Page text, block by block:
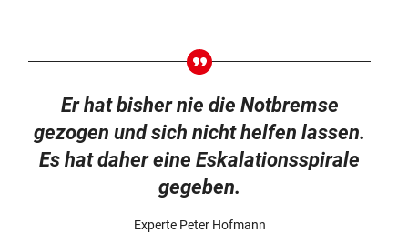
Er hat bisher nie die Notbremse
gezogen und sich nicht helfen lassen.
Es hat daher eine Eskalationsspirale
gegeben.
Experte Peter Hofmann